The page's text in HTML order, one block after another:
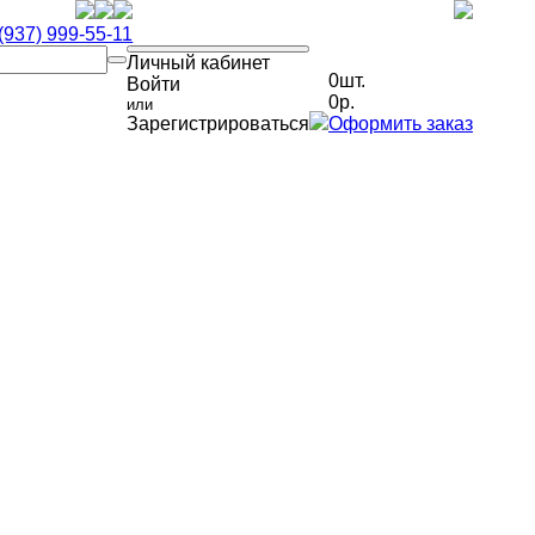
999-55-11
Личный кабинет
Войти
или
Зарегистрироваться
0шт.
0р.
Оформить заказ